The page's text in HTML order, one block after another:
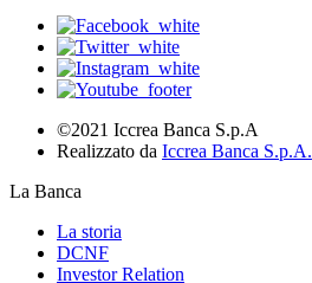
©2021 Iccrea Banca S.p.A
Realizzato da Iccrea Banca S.p.A.
La Banca
La storia
DCNF
Investor Relation